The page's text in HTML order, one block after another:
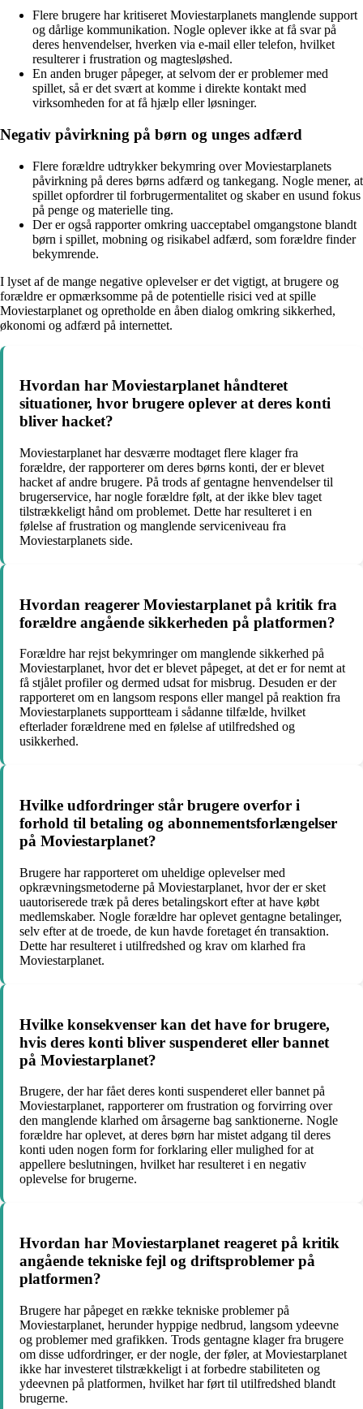
Flere brugere har kritiseret Moviestarplanets manglende support
og dårlige kommunikation. Nogle oplever ikke at få svar på
deres henvendelser, hverken via e-mail eller telefon, hvilket
resulterer i frustration og magtesløshed.
En anden bruger påpeger, at selvom der er problemer med
spillet, så er det svært at komme i direkte kontakt med
virksomheden for at få hjælp eller løsninger.
Negativ påvirkning på børn og unges adfærd
Flere forældre udtrykker bekymring over Moviestarplanets
påvirkning på deres børns adfærd og tankegang. Nogle mener, at
spillet opfordrer til forbrugermentalitet og skaber en usund fokus
på penge og materielle ting.
Der er også rapporter omkring uacceptabel omgangstone blandt
børn i spillet, mobning og risikabel adfærd, som forældre finder
bekymrende.
I lyset af de mange negative oplevelser er det vigtigt, at brugere og
forældre er opmærksomme på de potentielle risici ved at spille
Moviestarplanet og opretholde en åben dialog omkring sikkerhed,
økonomi og adfærd på internettet.
Hvordan har Moviestarplanet håndteret
situationer, hvor brugere oplever at deres konti
bliver hacket?
Moviestarplanet har desværre modtaget flere klager fra
forældre, der rapporterer om deres børns konti, der er blevet
hacket af andre brugere. På trods af gentagne henvendelser til
brugerservice, har nogle forældre følt, at der ikke blev taget
tilstrækkeligt hånd om problemet. Dette har resulteret i en
følelse af frustration og manglende serviceniveau fra
Moviestarplanets side.
Hvordan reagerer Moviestarplanet på kritik fra
forældre angående sikkerheden på platformen?
Forældre har rejst bekymringer om manglende sikkerhed på
Moviestarplanet, hvor det er blevet påpeget, at det er for nemt at
få stjålet profiler og dermed udsat for misbrug. Desuden er der
rapporteret om en langsom respons eller mangel på reaktion fra
Moviestarplanets supportteam i sådanne tilfælde, hvilket
efterlader forældrene med en følelse af utilfredshed og
usikkerhed.
Hvilke udfordringer står brugere overfor i
forhold til betaling og abonnementsforlængelser
på Moviestarplanet?
Brugere har rapporteret om uheldige oplevelser med
opkrævningsmetoderne på Moviestarplanet, hvor der er sket
uautoriserede træk på deres betalingskort efter at have købt
medlemskaber. Nogle forældre har oplevet gentagne betalinger,
selv efter at de troede, de kun havde foretaget én transaktion.
Dette har resulteret i utilfredshed og krav om klarhed fra
Moviestarplanet.
Hvilke konsekvenser kan det have for brugere,
hvis deres konti bliver suspenderet eller bannet
på Moviestarplanet?
Brugere, der har fået deres konti suspenderet eller bannet på
Moviestarplanet, rapporterer om frustration og forvirring over
den manglende klarhed om årsagerne bag sanktionerne. Nogle
forældre har oplevet, at deres børn har mistet adgang til deres
konti uden nogen form for forklaring eller mulighed for at
appellere beslutningen, hvilket har resulteret i en negativ
oplevelse for brugerne.
Hvordan har Moviestarplanet reageret på kritik
angående tekniske fejl og driftsproblemer på
platformen?
Brugere har påpeget en række tekniske problemer på
Moviestarplanet, herunder hyppige nedbrud, langsom ydeevne
og problemer med grafikken. Trods gentagne klager fra brugere
om disse udfordringer, er der nogle, der føler, at Moviestarplanet
ikke har investeret tilstrækkeligt i at forbedre stabiliteten og
ydeevnen på platformen, hvilket har ført til utilfredshed blandt
brugerne.